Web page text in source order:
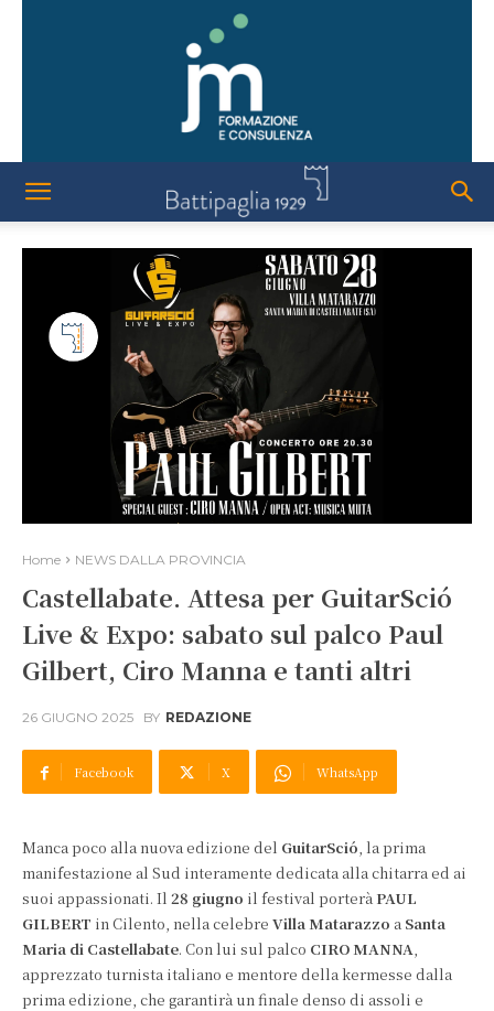
Home NEWS DALLA PROVINCIA
Castellabate. Attesa per GuitarSció
Live & Expo: sabato sul palco Paul
Gilbert, Ciro Manna e tanti altri
26 GIUGNO 2025 BY REDAZIONE
Facebook X WhatsApp
Manca poco alla nuova edizione del GuitarSció, la prima
manifestazione al Sud interamente dedicata alla chitarra ed ai
suoi appassionati. Il 28 giugno il festival porterà PAUL
GILBERT in Cilento, nella celebre Villa Matarazzo a Santa
Maria di Castellabate. Con lui sul palco CIRO MANNA,
apprezzato turnista italiano e mentore della kermesse dalla
prima edizione, che garantirà un finale denso di assoli e